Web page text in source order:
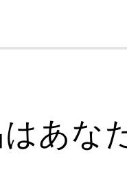
はあな